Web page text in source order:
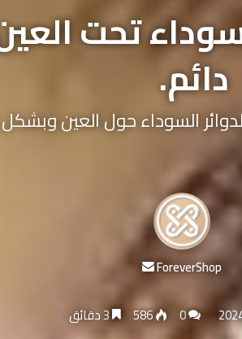
تحت
دائم.
السوداء حول العين وبشكل
ForeverShop أرسل
بريدا
إلكترونيا
0
586 3 دقائق